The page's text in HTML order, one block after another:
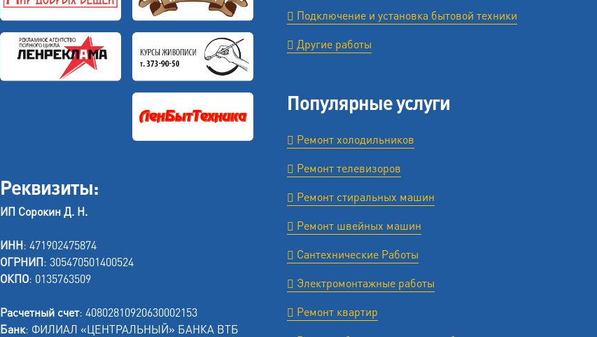
Реквизиты:
ИП Сорокин Д. Н.
ИНН: 471902475874
ОГРНИП: 305470501400524
ОКПО: 0135763509
Расчетный счет: 40802810920630002153
Банк: ФИЛИАЛ «ЦЕНТРАЛЬНЫЙ» БАНКА ВТБ
Подключение и установка бытовой техники
Другие работы
Популярные услуги
Ремонт холодильников
Ремонт телевизоров
Ремонт стиральных машин
Ремонт швейных машин
Сантехнические Работы
Электромонтажные работы
Ремонт квартир